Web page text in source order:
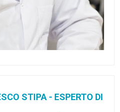
STIPA - ESPERTO DI